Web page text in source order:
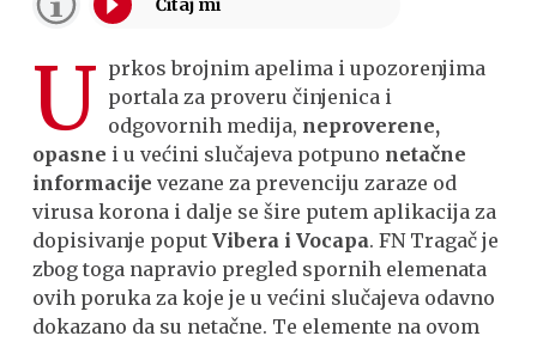
U prkos brojnim apelima i upozorenjima
portala za proveru činjenica i
odgovornih medija, neproverene,
opasne i u većini slučajeva potpuno netačne
informacije vezane za prevenciju zaraze od
virusa korona i dalje se šire putem aplikacija za
dopisivanje poputVibera i Vocapa. FN Tragač je
zbog toga napravio pregled spornih elemenata
ovih poruka za koje je u većini slučajeva odavno
dokazano da su netačne. Te elemente na ovom